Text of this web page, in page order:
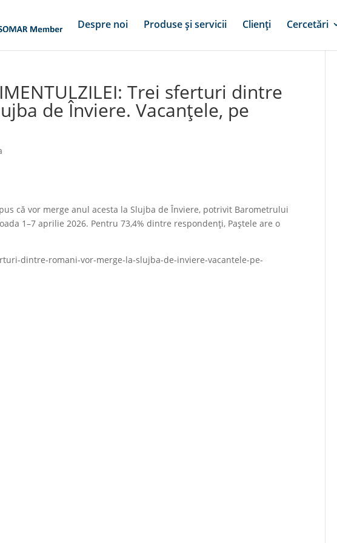
Despre noi Produse și servicii Clienți Cercetări
Trei sferturi dintre
de Înviere. Vacanțele, pe
că vor merge anul acesta la Slujba de Înviere, potrivit Barometrului
1–7 aprilie 2026. Pentru 73,4% dintre respondenți, Paștele are o
dintre-romani-vor-merge-la-slujba-de-inviere-vacantele-pe-